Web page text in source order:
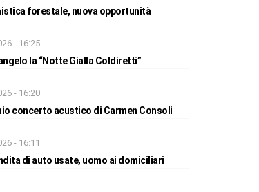
forestale, nuova opportunità
- 16:25
la “Notte Gialla Coldiretti”
- 16:20
concerto acustico di Carmen Consoli
- 16:11
di auto usate, uomo ai domiciliari